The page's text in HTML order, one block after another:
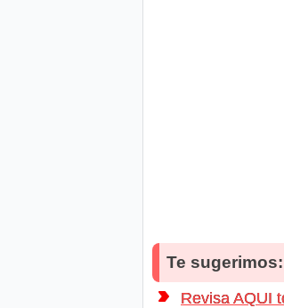
Te sugerimos:
Revisa AQUI